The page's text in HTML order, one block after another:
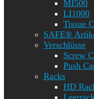
MI500
LI1000
Tissue
SAFE®
Verschlüsse
Screw
Push
Racks
HD